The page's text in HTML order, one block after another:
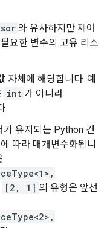
와 유사하지만 제어
요한 변수의 고유 리소
자체에 해당합니다. 예
int 가 아니라
.
가 유지되는 Python 컨
따라 매개변수화됩니
[2, 1] 의 유형은 앞선